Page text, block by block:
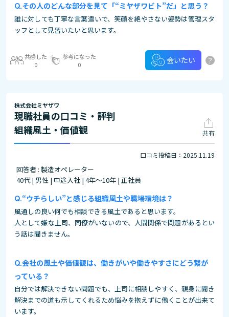
その人のどんな部分を見て「“ミヤザワビト”だ」と思う？
誰に対しても丁寧な言葉遣いで、笑顔を絶やさない姿勢は管理スタ
ッフとして見習いたいと思います。
共感した
0
参考になった
0
会いたい ?
株式会社ミヤザワ
現職社員の口コミ・評判
組織風土・価値観
共有
口コミ投稿日：2025.11.19
回答者 : 製造オペレーター
40代 | 男性 | 中途入社 | 4年～10年 | 正社員
“ウチらしい”と感じる組織風土や職場環境は？
風通しの良い何でも相談できる風土であると思います。
人として嫌な上司、同僚がいないので、人間関係で問題があるとい
う話は聞きません。
会社の風土や価値観は、働きがいや働きやすさにどう繋が
っている？
自分では解決できない問題でも、上司に相談しやすく、親身に聞き
解決までの道も示してくれるため悩みを抱えずに働くことが出来て
います。